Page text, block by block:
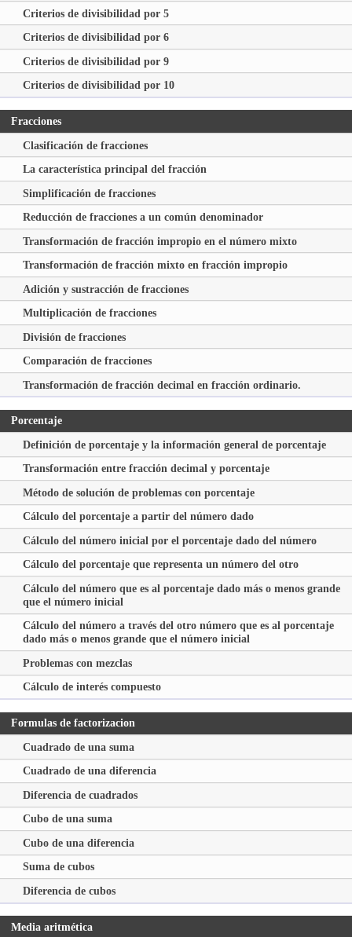
Criterios de divisibilidad por 5
Criterios de divisibilidad por 6
Criterios de divisibilidad por 9
Criterios de divisibilidad por 10
Fracciones
Clasificación de fracciones
La característica principal del fracción
Simplificación de fracciones
Reducción de fracciones a un común denominador
Transformación de fracción impropio en el número mixto
Transformación de fracción mixto en fracción impropio
Adición y sustracción de fracciones
Multiplicación de fracciones
División de fracciones
Comparación de fracciones
Transformación de fracción decimal en fracción ordinario.
Porcentaje
Definición de porcentaje y la información general de porcentaje
Transformación entre fracción decimal y porcentaje
Método de solución de problemas con porcentaje
Cálculo del porcentaje a partir del número dado
Cálculo del número inicial por el porcentaje dado del número
Cálculo del porcentaje que representa un número del otro
Cálculo del número que es al porcentaje dado más o menos grande
que el número inicial
Cálculo del número a través del otro número que es al porcentaje
dado más o menos grande que el número inicial
Problemas con mezclas
Cálculo de interés compuesto
Formulas de factorizacion
Cuadrado de una suma
Cuadrado de una diferencia
Diferencia de cuadrados
Cubo de una suma
Cubo de una diferencia
Suma de cubos
Diferencia de cubos
Media aritmética